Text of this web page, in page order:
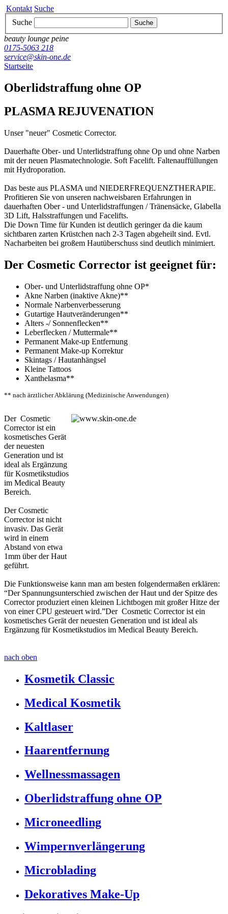
Kontakt Suche
Suche
Suche
beauty lounge peine
0175-5063 218
service@skin-one.de
Startseite
Oberlidstraffung ohne OP
PLASMA REJUVENATION
Unser "neuer" Cosmetic Corrector.
Dauerhafte Ober- und Unterlidstraffung ohne Op und ohne Narben
mit der neuen Plasmatechnologie. Soft Facelift. Faltenauffüllungen
mit Hydroporation.
Das beste aus PLASMA und NIEDERFREQUENZTHERAPIE.
Profitieren Sie von unseren nachweisbaren Erfahrungen in
dauerhaften Ober - und Unterlidstraffungen / Tränensäcke, Glabella
3D Lift, Halsstraffungen und Facelifts.
Die Down Time für Kunden ist deutlich geringer da die kaum
sichtbaren zarten Krüstchen nach 2-3 Tagen abgeheilt sind. Evtl.
Nacharbeiten bei großem Hautüberschuss sind deutlich minimiert.
Der Cosmetic Corrector ist geeignet für:
Ober- und Unterlidstraffung ohne OP*
Akne Narben (inaktive Akne)**
Normale Narbenverbesserung
Gutartige Hautveränderungen**
Alters -/ Sonnenflecken**
Leberflecken / Muttermale**
Permanent Make-up Entfernung
Permanent Make-up Korrektur
Skintags / Hautanhängsel
Kleine Tattoos
Xanthelasma**
** nach ärztlicher Abklärung (Medizinische Anwendungen)
Der Cosmetic
Corrector ist ein
kosmetisches Gerät
der neuesten
Generation und ist
ideal als Ergänzung
für Kosmetikstudios
im Medical Beauty
Bereich.
Der Cosmetic
Corrector ist nicht
invasiv. Das Gerät
wird in einem
Abstand von etwa
1mm über der Haut
geführt.
Die Funktionsweise kann man am besten folgendermaßen erklären:
“Der Spannungsunterschied zwischen der Haut und der Spitze des
Corrector produziert einen kleinen Lichtbogen mit großer Hitze der
von einer CPU gesteuert wird.”Der Cosmetic Corrector ist ein
kosmetisches Gerät der neuesten Generation und ist ideal als
Ergänzung für Kosmetikstudios im Medical Beauty Bereich.
nach oben
Kosmetik Classic
Medical Kosmetik
Kaltlaser
Haarentfernung
Wellnessmassagen
Oberlidstraffung ohne OP
Microneedling
Wimpernverlängerung
Microblading
Dekoratives Make-Up